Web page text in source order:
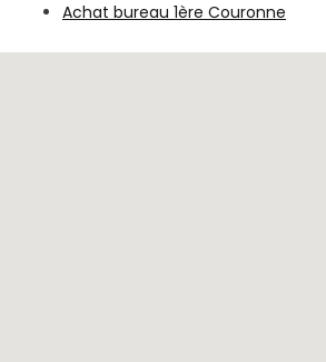
Achat bureau 1ère Couronne